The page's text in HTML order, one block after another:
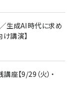
見る
ル 240W 結束バン
素材採用 iPhone
Pro MacBook
ナイトブラック)
生成AI時代に求め
講演】
【9/29（火）・